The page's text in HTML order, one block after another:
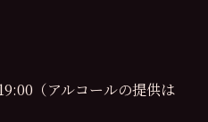
（アルコールの提供は